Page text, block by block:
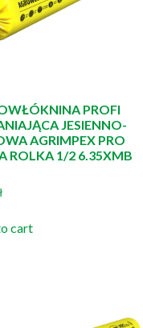
PROFI
JESIENNO-
AGRIMPEX PRO
ROLKA 1/2 6.35XMB
cart